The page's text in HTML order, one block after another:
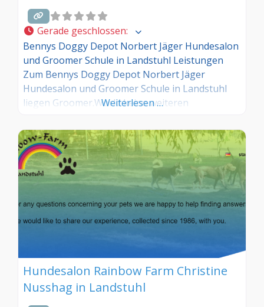
Gerade geschlossen:
Bennys Doggy Depot Norbert Jäger Hundesalon
und Groomer Schule in Landstuhl Leistungen
Zum Bennys Doggy Depot Norbert Jäger
Hundesalon und Groomer Schule in Landstuhl
liegen Groomer.World keine weiteren
Sie hier kostenlos Ihre Sprechzeiten, Leistungen
und weitere Infos – jetzt kostenlos anmelden!
Sind Sie Kunde dieses Hundesalons? Dann teilen
Sie Ihre Erfahrungen über die
Kommentarfunktion unten
Weiterlesen …
Hundesalon Rainbow Farm Christine
Nusshag in Landstuhl